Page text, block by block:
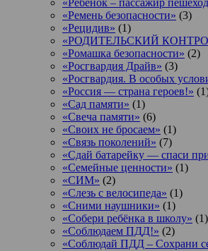
«Ребенок – пассажир
«Ремень безопасности» (3)
«Рецидив» (1)
«РОДИТЕЛЬСКИЙ
«Ромашка безопасности» (2)
«Росгвардия Драйв» (3)
«Росгвардия. В особых
«Россия — страна героев!»
«Сад памяти» (1)
«Свеча памяти» (6)
«Своих не бросаем» (1)
«Связь поколений» (7)
«Сдай батарейку — спаси
«Семейные ценности» (1)
«СИМ» (2)
«Слезь с велосипеда» (1)
«Сними наушники» (1)
«Собери ребёнка в школу» (1)
«Соблюдаем ПДД!» (2)
«Соблюдай ПДД – Сохрани